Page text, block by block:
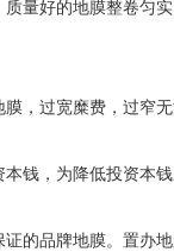
量好的地膜整卷匀
，过宽糜费，过窄无
钱，为降低投资本钱
的品牌地膜。置办